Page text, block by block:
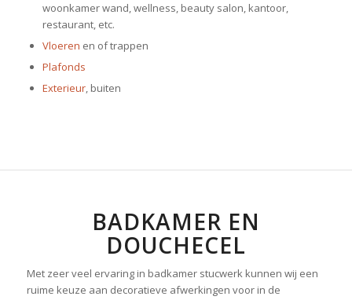
woonkamer wand, wellness, beauty salon, kantoor,
restaurant, etc.
Vloeren en of trappen
Plafonds
Exterieur, buiten
BADKAMER EN
DOUCHECEL
Met zeer veel ervaring in badkamer stucwerk kunnen wij een
ruime keuze aan decoratieve afwerkingen voor in de